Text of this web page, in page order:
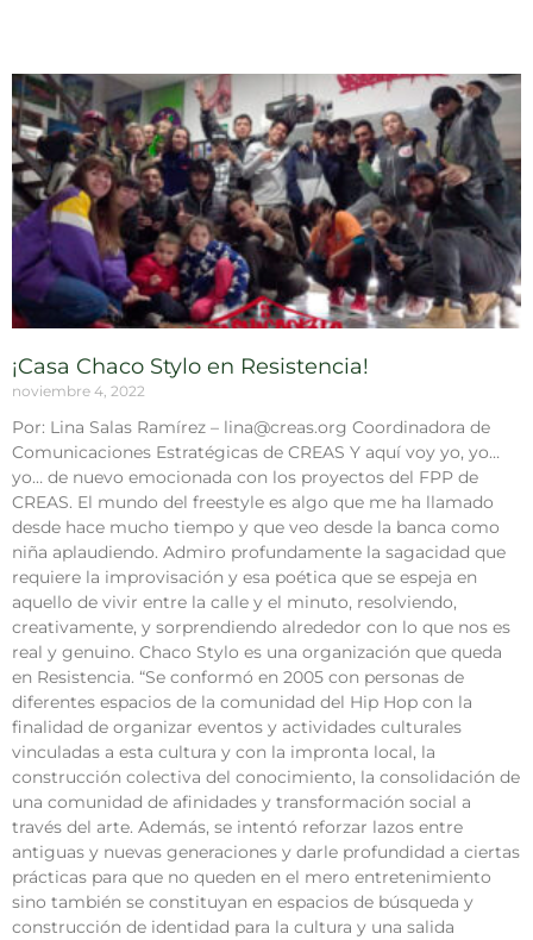
¡Casa Chaco Stylo en Resistencia!
noviembre 4, 2022
Por: Lina Salas Ramírez – lina@creas.org Coordinadora de
Comunicaciones Estratégicas de CREAS Y aquí voy yo, yo…
yo… de nuevo emocionada con los proyectos del FPP de
CREAS. El mundo del freestyle es algo que me ha llamado
desde hace mucho tiempo y que veo desde la banca como
niña aplaudiendo. Admiro profundamente la sagacidad que
requiere la improvisación y esa poética que se espeja en
aquello de vivir entre la calle y el minuto, resolviendo,
creativamente, y sorprendiendo alrededor con lo que nos es
real y genuino. Chaco Stylo es una organización que queda
en Resistencia. “Se conformó en 2005 con personas de
diferentes espacios de la comunidad del Hip Hop con la
finalidad de organizar eventos y actividades culturales
vinculadas a esta cultura y con la impronta local, la
construcción colectiva del conocimiento, la consolidación de
una comunidad de afinidades y transformación social a
través del arte. Además, se intentó reforzar lazos entre
antiguas y nuevas generaciones y darle profundidad a ciertas
prácticas para que no queden en el mero entretenimiento
sino también se constituyan en espacios de búsqueda y
construcción de identidad para la cultura y una salida